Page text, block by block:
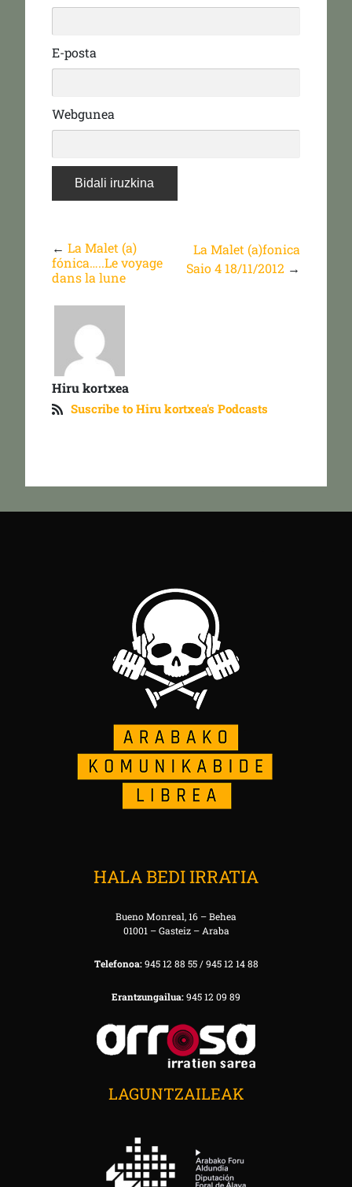
E-posta
Webgunea
← La Malet (a)
fónica…..Le voyage
dans la lune
La Malet (a)fonica
Saio 4 18/11/2012 →
Hiru kortxea
Suscribe to Hiru kortxea's Podcasts
HALA BEDI IRRATIA
Bueno Monreal, 16 – Behea
01001 – Gasteiz – Araba
Telefonoa:945 12 88 55 / 945 12 14 88
Erantzungailua:945 12 09 89
LAGUNTZAILEAK